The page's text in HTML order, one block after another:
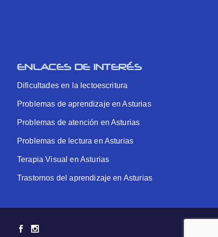
ENLACES DE INTERÉS
Dificultades en la lectoescritura
Problemas de aprendizaje en Asturias
Problemas de atención en Asturias
Problemas de lectura en Asturias
Terapia Visual en Asturias
Trastornos del aprendizaje en Asturias